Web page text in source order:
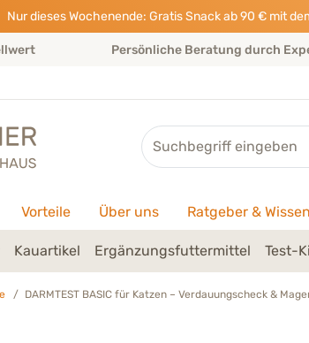
Nur dieses Wochenende: Gratis Snack ab 90 € mit
Persönliche Beratung durch
Suche
Vorteile Über uns Ratgeber & Wissen
Kauartikel Ergänzungsfuttermittel Test-
DARMTEST BASIC für Katzen – Verdauungscheck &